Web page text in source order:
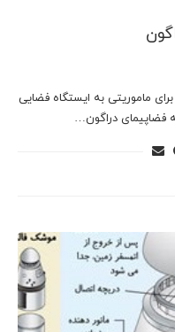
دراگون را برای ماموریتی به ایستگاه فضایی
فضاپیمای دراگون…